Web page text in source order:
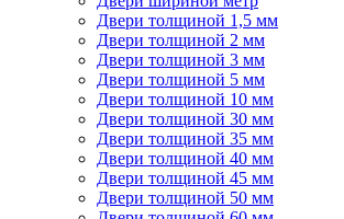
Двери толщиной 1,5 мм
Двери толщиной 2 мм
Двери толщиной 3 мм
Двери толщиной 5 мм
Двери толщиной 10 мм
Двери толщиной 30 мм
Двери толщиной 35 мм
Двери толщиной 40 мм
Двери толщиной 45 мм
Двери толщиной 50 мм